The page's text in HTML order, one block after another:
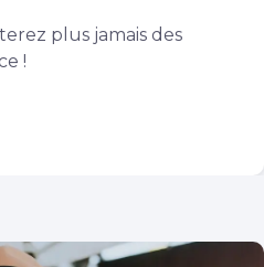
plus jamais des
!